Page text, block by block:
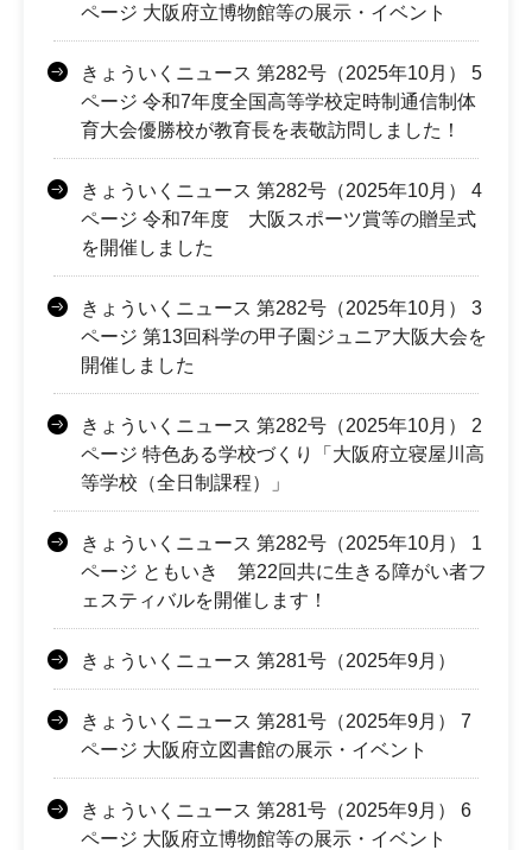
ページ 大阪府立博物館等の展示・イベント
きょういくニュース 第282号（2025年10月） 5
ページ 令和7年度全国高等学校定時制通信制体
育大会優勝校が教育長を表敬訪問しました！
きょういくニュース 第282号（2025年10月） 4
ページ 令和7年度 大阪スポーツ賞等の贈呈式
を開催しました
きょういくニュース 第282号（2025年10月） 3
ページ 第13回科学の甲子園ジュニア大阪大会を
開催しました
きょういくニュース 第282号（2025年10月） 2
ページ 特色ある学校づくり「大阪府立寝屋川高
等学校（全日制課程）」
きょういくニュース 第282号（2025年10月） 1
ページ ともいき 第22回共に生きる障がい者フ
ェスティバルを開催します！
きょういくニュース 第281号（2025年9月）
きょういくニュース 第281号（2025年9月） 7
ページ 大阪府立図書館の展示・イベント
きょういくニュース 第281号（2025年9月） 6
ページ 大阪府立博物館等の展示・イベント